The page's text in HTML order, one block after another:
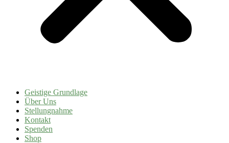
Geistige Grundlage
Über Uns
Stellungnahme
Kontakt
Spenden
Shop